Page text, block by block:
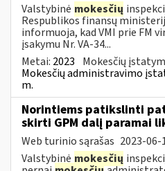
Valstybinė mokesčių
Respublikos finansų
informuoja, kad VMI prie FM
įsakymu Nr. VA-34...
Metai: 2023 Mokesčių
Mokesčių administravimo
m.
Norintiems patikslinti
skirti GPM dalį paramai
Web turinio sąrašas 2023-06-
Valstybinė mokesčių